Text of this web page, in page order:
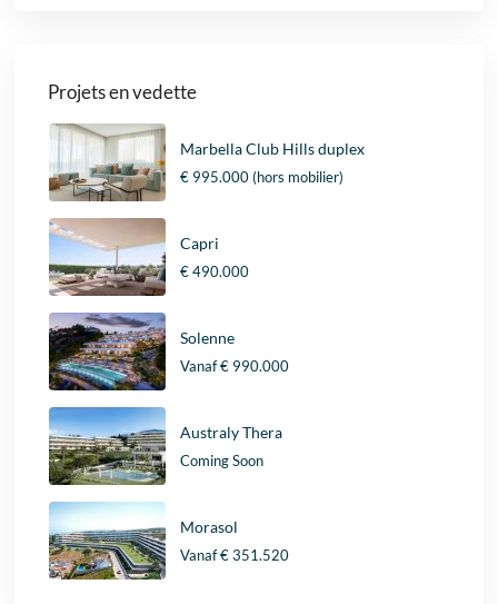
Projets en vedette
Marbella Club Hills duplex
€ 995.000(hors mobilier)
Capri
€ 490.000
Solenne
Vanaf€ 990.000
Australy Thera
Coming Soon
Morasol
Vanaf€ 351.520